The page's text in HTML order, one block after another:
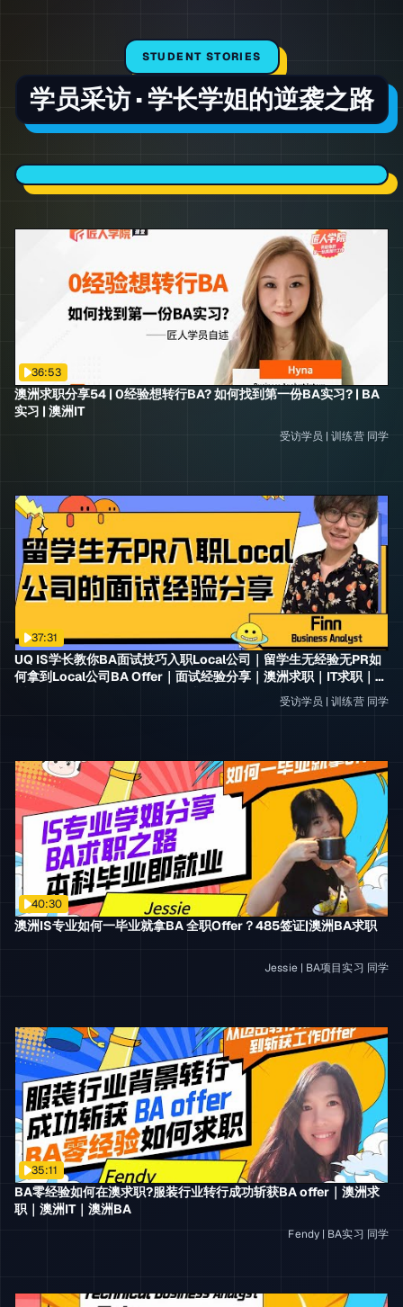
STUDENT STORIES
学员采访 · 学长学姐的逆袭之路
36:53
澳洲求职分享54 | 0经验想转行BA? 如何找到第一份BA实习? | BA
实习 | 澳洲IT
受访学员 |训练营同学
37:31
UQ IS学长教你BA面试技巧入职Local公司｜留学生无经验无PR如
何拿到Local公司BA Offer｜面试经验分享｜澳洲求职｜IT求职｜澳
受访学员 |训练营同学
40:30
澳洲IS专业如何一毕业就拿BA 全职Offer？485签证|澳洲BA求职
Jessie| BA项目实习 同学
35:11
BA零经验如何在澳求职?服装行业转行成功斩获BA offer｜澳洲求
职｜澳洲IT｜澳洲BA
Fendy| BA实习 同学